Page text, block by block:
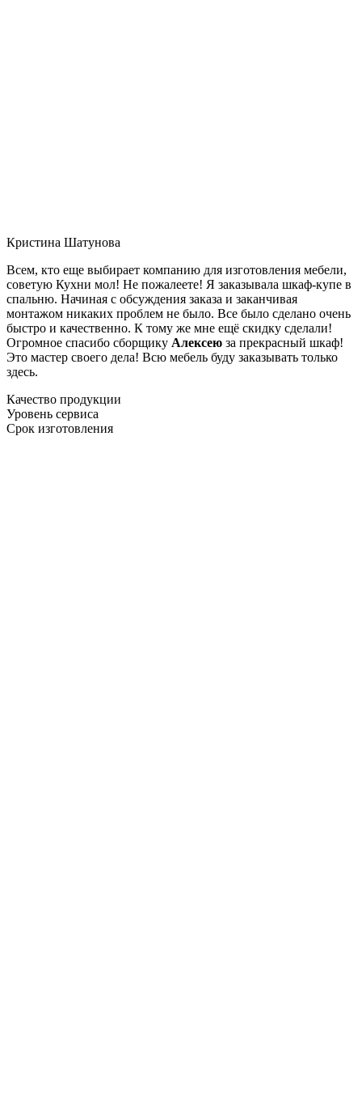
Кристина Шатунова
Всем, кто еще выбирает компанию для изготовления мебели,
советую Кухни мол! Не пожалеете! Я заказывала шкаф-купе в
спальню. Начиная с обсуждения заказа и заканчивая
монтажом никаких проблем не было. Все было сделано очень
быстро и качественно. К тому же мне ещё скидку сделали!
Огромное спасибо сборщику Алексею за прекрасный шкаф!
Это мастер своего дела! Всю мебель буду заказывать только
здесь.
Качество продукции
Уровень сервиса
Срок изготовления